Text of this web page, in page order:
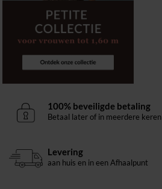
100% beveiligde betaling
Betaal later of in meerdere keren
Levering
aan huis en in een Afhaalpunt